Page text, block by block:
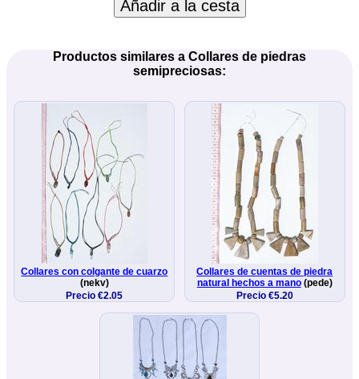
Añadir a la cesta
Productos similares a Collares de piedras
semipreciosas:
Collares con colgante de cuarzo
(nekv)
Precio €2.05
Collares de cuentas de piedra
natural hechos a mano(pede)
Precio €5.20